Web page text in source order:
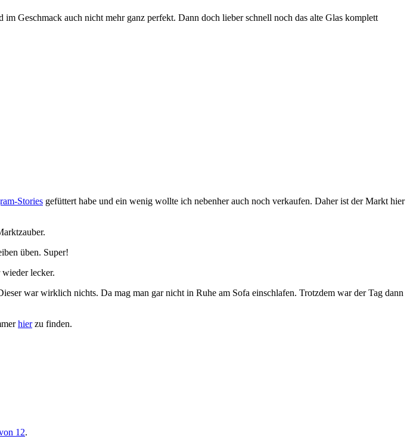
Geschmack auch nicht mehr ganz perfekt. Dann doch lieber schnell noch das alte Glas komplett
Stories gefüttert habe und ein wenig wollte ich nebenher auch noch verkaufen. Daher ist der Markt hier
üben. Super!
lecker.
war wirklich nichts. Da mag man gar nicht in Ruhe am Sofa einschlafen. Trotzdem war der Tag dann
hierzu finden.
12.